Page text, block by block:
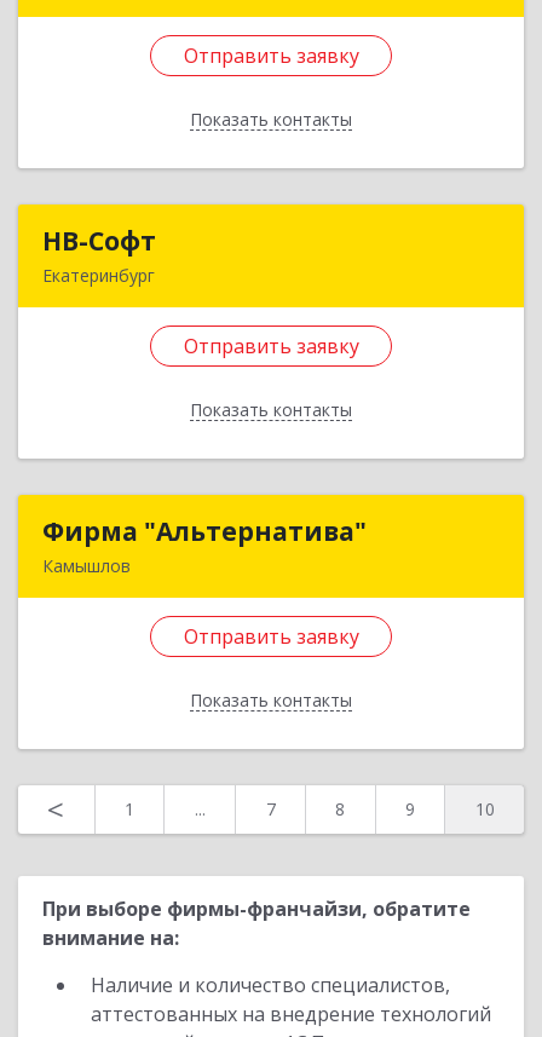
Отправить заявку
Показать контакты
Черданцево с, Чапаева ул, дом № 39
НВ-Софт
Екатеринбург
Отправить заявку
Показать контакты
Сибирский тракт, дом № 8Б, оф.509
Фирма "Альтернатива"
Камышлов
Отправить заявку
Показать контакты
Фирма "Альтернатива"
ул, дом № 30
< 1 ... 7 8 9 10
При выборе фирмы-франчайзи, обратите
внимание на:
Наличие и количество специалистов,
аттестованных на внедрение технологий